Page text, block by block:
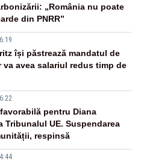
„România nu poate
din PNRR”
își păstrează mandatul de
va avea salariul redus timp de
pentru Diana
Tribunalul UE. Suspendarea
respinsă